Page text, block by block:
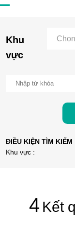
Khu
vực
ĐIỀU KIỆN TÌM KIẾM
Khu vực :
4 Kết